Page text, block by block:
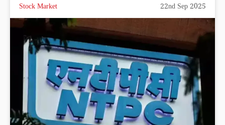
Stock Market 22nd Sep 2025